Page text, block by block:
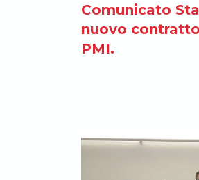
Comunicato
nuovo
PMI.